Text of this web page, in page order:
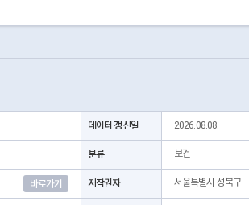
데이터 갱신일 2026.08.08.
분류 보건
바로가기 저작권자 서울특별시 성북구